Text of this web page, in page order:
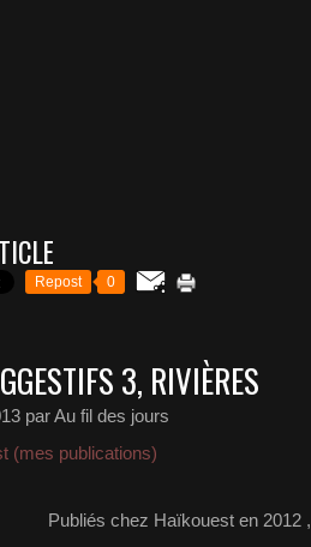
Repost 0
3, RIVIÈRES
par Au fil des jours
(mes publications)
Publiés chez Haïkouest en 2012 ,